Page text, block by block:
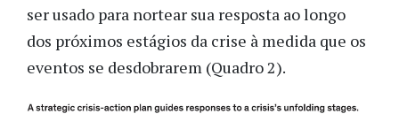
ser usado para nortear sua resposta ao longo
dos próximos estágios da crise à medida que os
eventos se desdobrarem (Quadro 2).